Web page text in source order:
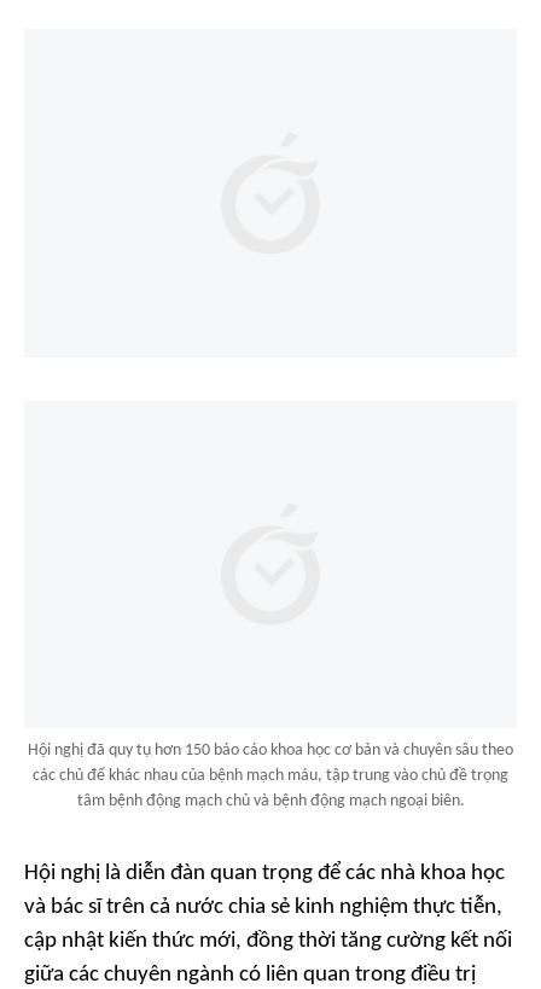
Hội nghị đã quy tụ hơn 150 báo cáo khoa học cơ bản và chuyên sâu theo
các chủ để khác nhau của bệnh mạch máu, tập trung vào chủ đề trọng
tâm bệnh động mạch chủ và bệnh động mạch ngoại biên.
Hội nghị là diễn đàn quan trọng để các nhà khoa học
và bác sĩ trên cả nước chia sẻ kinh nghiệm thực tiễn,
cập nhật kiến thức mới, đồng thời tăng cường kết nối
giữa các chuyên ngành có liên quan trong điều trị